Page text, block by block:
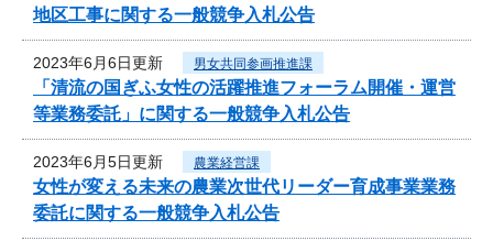
地区工事に関する一般競争入札公告
2023年6月6日更新 男女共同参画推進課
「清流の国ぎふ女性の活躍推進フォーラム開催・運営
等業務委託」に関する一般競争入札公告
2023年6月5日更新 農業経営課
女性が変える未来の農業次世代リーダー育成事業業務
委託に関する一般競争入札公告